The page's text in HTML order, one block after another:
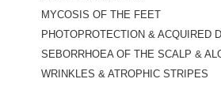
MYCOSIS OF THE FEET
PHOTOPROTECTION & ACQUIRED
SEBORRHOEA OF THE SCALP &
WRINKLES & ATROPHIC STRIPES